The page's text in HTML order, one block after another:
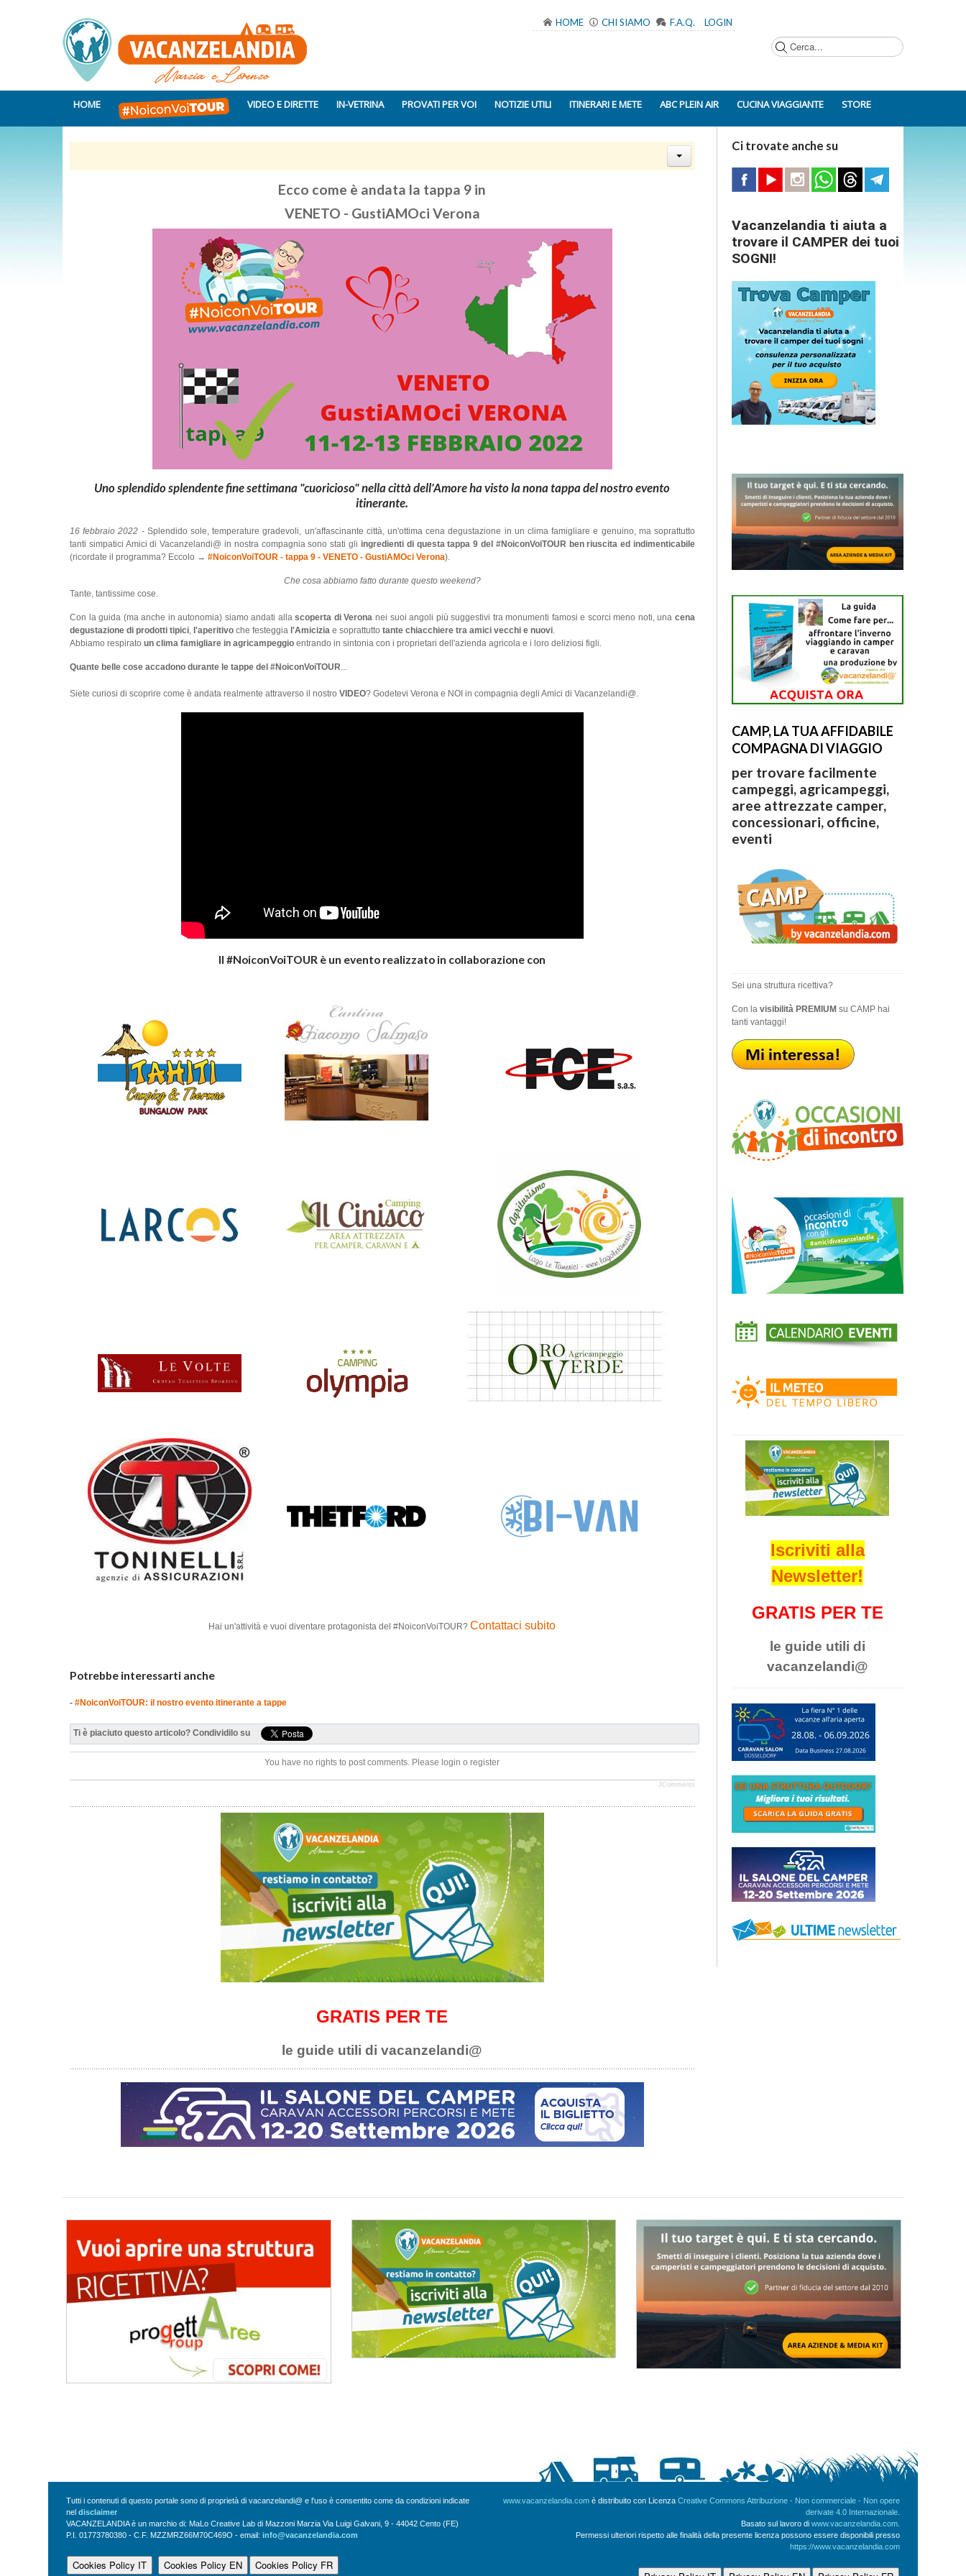
HOME CHI SIAMO F.A.Q. LOGIN
HOME VIDEO E DIRETTE IN-VETRINA PROVATI PER VOI NOTIZIE UTILI ITINERARI E METE ABC PLEIN AIR CUCINA VIAGGIANTE STORE
Ecco come è andata la tappa 9 in
VENETO - GustiAMOci Verona
Uno splendido splendente fine settimana "cuoricioso" nella città dell'Amore ha visto la nona tappa del nostro evento
itinerante.
16 febbraio 2022 -Splendido sole, temperature gradevoli, un'affascinante città, un'ottima cena degustazione in un clima famigliare e genuino, ma soprattutto
tanti simpatici Amici di Vacanzelandi@ in nostra compagnia sono stati gli ingredienti di questa tappa 9 del #NoiconVoiTOUR ben riuscita ed indimenticabile
(ricordate il programma? Eccolo → #NoiconVoiTOUR - tappa 9 - VENETO - GustiAMOci Verona).
Che cosa abbiamo fatto durante questo weekend?
Tante, tantissime cose.
Con la guida (ma anche in autonomia) siamo andati allascoperta di Verona nei suoi angoli più suggestivi tra monumenti famosi e scorci meno noti, una cena
degustazione di prodotti tipici, l'aperitivo che festeggia l'Amicizia e soprattutto tante chiacchiere tra amici vecchi e nuovi.
Abbiamo respirato un clima famigliare in agricampeggio entrando in sintonia con i proprietari dell'azienda agricola e i loro deliziosi figli.
Quante belle cose accadono durante le tappe del #NoiconVoiTOUR...
Siete curiosi di scoprire come è andata realmente attraverso il nostro VIDEO? Godetevi Verona e NOI in compagnia degli Amici di Vacanzelandi@.
Il #NoiconVoiTOUR è un evento realizzato in collaborazione con
Hai un'attività e vuoi diventare protagonista del #NoiconVoiTOUR?Contattaci subito
Potrebbe interessarti anche
- #NoiconVoiTOUR: il nostro evento itinerante a tappe
Ti è piaciuto questo articolo? Condividilo su
You have no rights to post comments. Please login o register
JComments
GRATIS PER TE
le guide utili di vacanzelandi@
Ci trovate anche su
Vacanzelandia ti aiuta a
trovare il CAMPER dei tuoi
SOGNI!
CAMP, LA TUA AFFIDABILE
COMPAGNA DI VIAGGIO
per trovare facilmente
campeggi, agricampeggi,
aree attrezzate camper,
concessionari, officine,
eventi
Sei una struttura ricettiva?
Con la visibilità PREMIUMsu CAMP hai
tanti vantaggi!
Iscriviti alla
Newsletter!
GRATIS PER TE
le guide utili di
vacanzelandi@
Tutti i contenuti di questo portale sono di proprietà di vacanzelandi@ e l'uso è consentito come da condizioni indicate
nel disclaimer
VACANZELANDIA è un marchio di: MaLo Creative Lab di Mazzoni Marzia Via Luigi Galvani, 9 - 44042 Cento (FE)
P.I. 01773780380 - C.F. MZZMRZ66M70C469O - email: info@vacanzelandia.com
Cookies Policy IT Cookies Policy EN Cookies Policy FR
www.vacanzelandia.comè distribuito con Licenza Creative Commons Attribuzione - Non commerciale - Non opere
derivate 4.0 Internazionale.
Basato sul lavoro di www.vacanzelandia.com.
Permessi ulteriori rispetto alle finalità della presente licenza possono essere disponibili presso
https://www.vacanzelandia.com